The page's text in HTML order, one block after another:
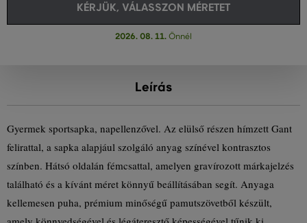
KÉRJÜK, VÁLASSZON MÉRETET
2026. 08. 11. Önnél
Leírás
Gyermek sportsapka, napellenzővel. Az elülső részen hímzett Gant
felirattal, a sapka alapjául szolgáló anyag színével kontrasztos
színben. Hátsó oldalán fémcsattal, amelyen gravírozott márkajelzés
található és a kívánt méret könnyű beállításában segít. Anyaga
kellemesen puha, prémium minőségű pamutszövetből készült,